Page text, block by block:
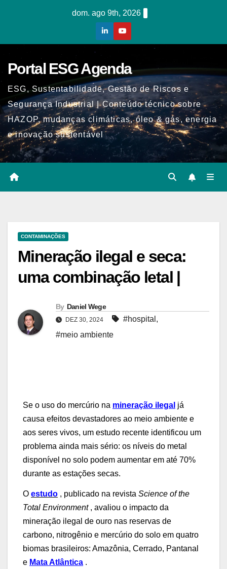
dom. ago 9th, 2026
Portal ESG Agenda
ESG, Sustentabilidade, Gestão de Riscos e
Segurança Industrial | Conteúdo técnico sobre
HAZOP, mudanças climáticas, óleo & gás, energia
e inovação sustentável
CONTAMINAÇÕES
Mineração ilegal e seca:
uma combinação letal |
By Daniel Wege
DEZ 30, 2024 #hospital ,
#meio ambiente
Se o uso do mercúrio na mineração ilegal já
causa efeitos devastadores ao meio ambiente e
aos seres vivos, um estudo recente identificou um
problema ainda mais sério: os níveis do metal
disponível no solo podem aumentar em até 70%
durante as estações secas.
O estudo , publicado na revista Science of the
Total Environment, avaliou o impacto da
mineração ilegal de ouro nas reservas de
carbono, nitrogênio e mercúrio do solo em quatro
biomas brasileiros: Amazônia, Cerrado, Pantanal
e Mata Atlântica .